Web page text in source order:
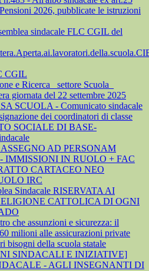
2026, pubblicate le istruzioni
sindacale FLC CGIL del
CGIL
e Ricerca_ settore Scuola_
giornata del 22 settembre 2025
SCUOLA - Comunicato sindacale
dei coordinatori di classe
SOCIALE DI BASE-
AD PERSONAM
IMMISSIONI IN RUOLO + FAC
CARTACEO NEO
IRC
Sindacale RISERVATA AI
CATTOLICA DI OGNI
che assunzioni e sicurezza: il
milioni alle assicurazioni private
bisogni della scuola statale
SINDACALI E INIZIATIVE]
- AGLI INSEGNANTI DI